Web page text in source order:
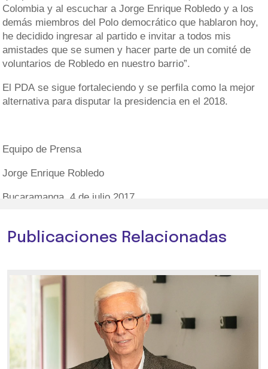
Colombia y al escuchar a Jorge Enrique Robledo y a los
demás miembros del Polo democrático que hablaron hoy,
he decidido ingresar al partido e invitar a todos mis
amistades que se sumen y hacer parte de un comité de
voluntarios de Robledo en nuestro barrio”.
El PDA se sigue fortaleciendo y se perfila como la mejor
alternativa para disputar la presidencia en el 2018.
Equipo de Prensa
Jorge Enrique Robledo
Bucaramanga, 4 de julio 2017
Publicaciones Relacionadas